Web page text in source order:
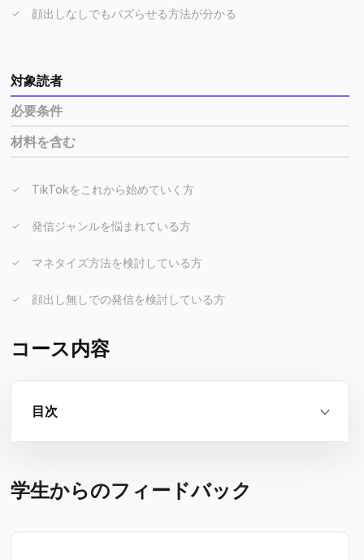
顔出しなしでもバズらせる方法が分かる
対象読者
必要条件
材料を含む
TikTokをこれから始めていく方
発信ジャンルを悩まれている方
マネタイズ方法を検討している方
顔出し無しでの発信を検討している方
コース内容
目次
学生からのフィードバック